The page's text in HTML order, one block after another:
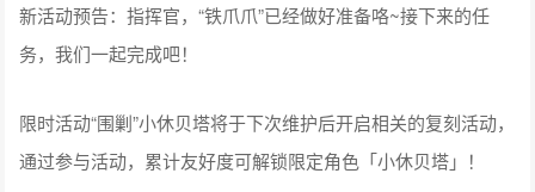
新活动预告：指挥官，“铁爪爪”已经做好准备咯~接下来的任
务，我们一起完成吧！
限时活动“围剿”小休贝塔将于下次维护后开启相关的复刻活动，
通过参与活动，累计友好度可解锁限定角色「小休贝塔」！